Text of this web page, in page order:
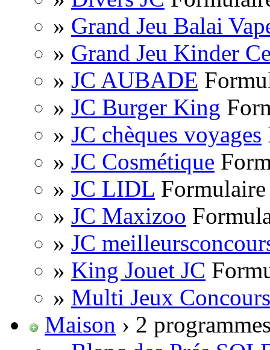
» Grand Jeu Balai
» Grand Jeu Kinder
» JC AUBADE
» JC Burger King
» JC chèques voyages
» JC Cosmétique
» JC LIDL
» JC Maxizoo
» JC
» King Jouet JC
» Multi Jeux Concours
Maison › 2